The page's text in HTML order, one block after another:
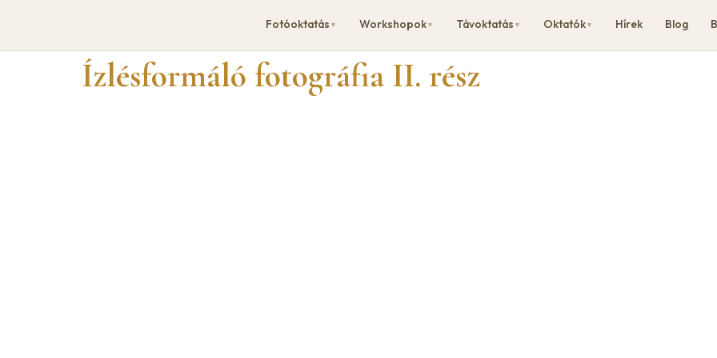
Fotóoktatás ▼ Workshopok▼ Távoktatás ▼ Oktatók▼ Hírek Blog
Ízlésformáló fotográfia II. rész